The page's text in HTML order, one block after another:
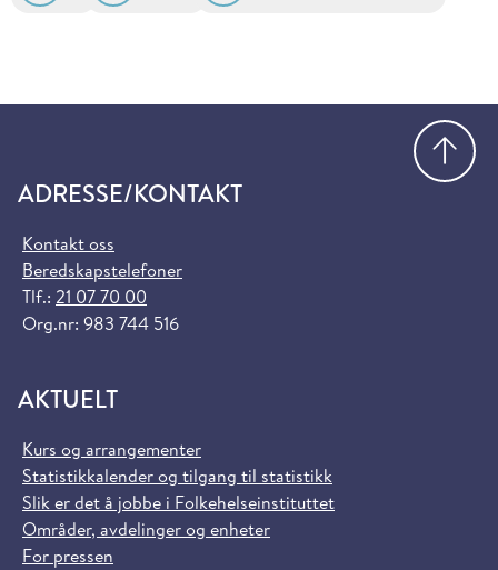
ADRESSE/KONTAKT
Kontakt oss
Beredskapstelefoner
Tlf.: 21 07 70 00
Org.nr: 983 744 516
AKTUELT
Kurs og arrangementer
Statistikkalender og tilgang til statistikk
Slik er det å jobbe i Folkehelseinstituttet
Områder, avdelinger og enheter
For pressen